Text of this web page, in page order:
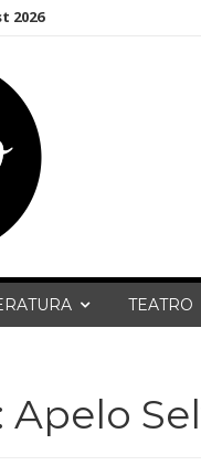
2026
TEATRO
Apelo